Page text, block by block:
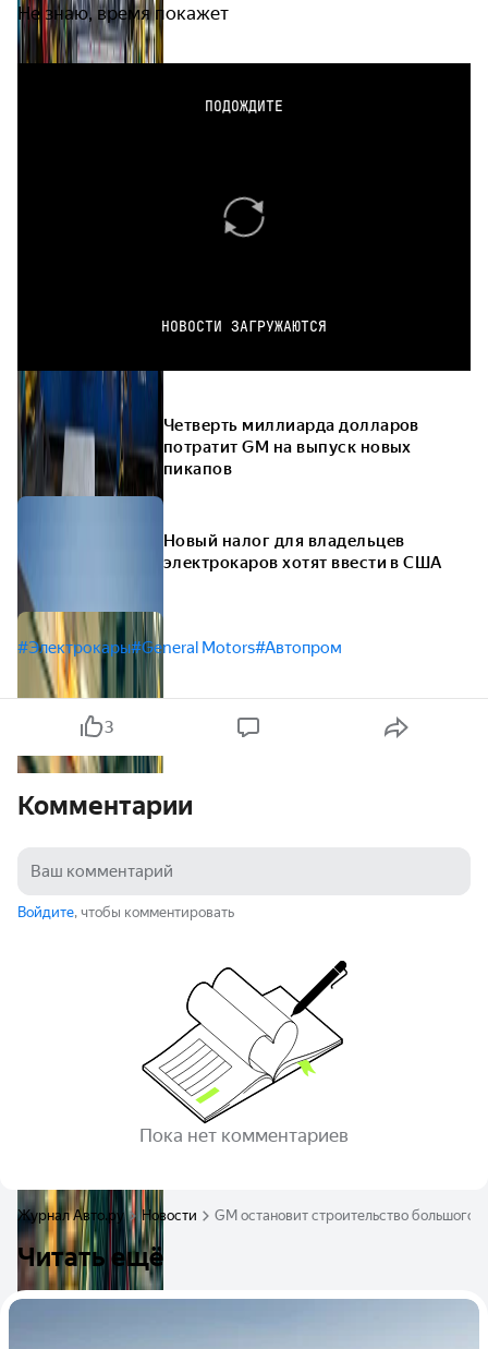
Не знаю, время покажет
ПОДОЖДИТЕ
НОВОСТИ ЗАГРУЖАЮТСЯ
Четверть миллиарда долларов
потратит GM на выпуск новых
пикапов
Новый налог для владельцев
электрокаров хотят ввести в США
#Электрокары#General Motors#Автопром
3
Комментарии
Войдите, чтобы комментировать
Пока нет комментариев
Журнал Авто.ру Новости GM остановит строительство большого
Читать ещё